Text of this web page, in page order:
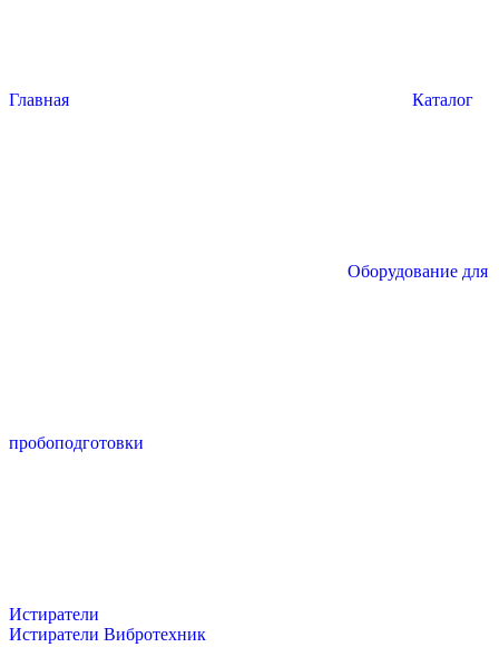
Главная Каталог
Оборудование для
пробоподготовки
Истиратели
Истиратели Вибротехник